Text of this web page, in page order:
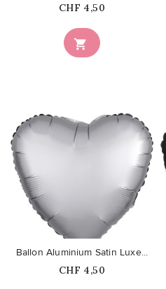

Prix
CHF 4,50
favorite_border
Ballon Aluminium Satin Luxe...
Prix
CHF 4,50